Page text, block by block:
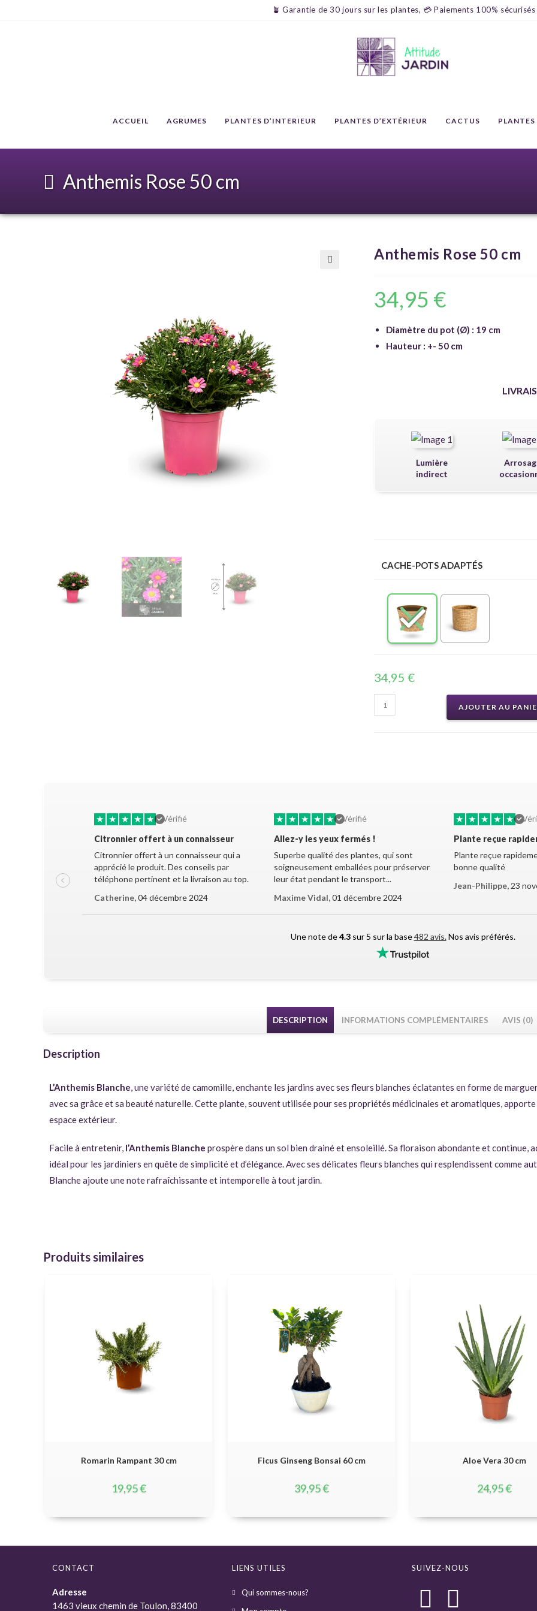
🪴 Garantie de 30 jours sur les plantes, 💳 Paiements 100% sécurisés
ACCUEIL AGRUMES PLANTES D’INTERIEUR PLANTES D’EXTÉRIEUR CACTUS PLANTES
Anthemis Rose 50 cm
Anthemis Rose 50 cm
34,95 €
Diamètre du pot (Ø) : 19 cm
Hauteur : +- 50 cm
Lumière
indirect
CACHE-POTS ADAPTÉS
34,95 €
AJOUTER AU
★ ★ ★ ★ ★
Vérifié
Citronnier offert à un connaisseur
Citronnier offert à un connaisseur qui a
apprécié le produit. Des conseils par
téléphone pertinent et la livraison au top.
Catherine,04 décembre 2024
★ ★ ★ ★ ★
Vérifié
Allez-y les yeux fermés !
Superbe qualité des plantes, qui sont
soigneusement emballées pour préserver
leur état pendant le transport...
Maxime Vidal,01 décembre 2024
★ ★ ★ ★ ★
Plante reçue
Plante reçue
bonne qualité
Jean-Philippe, 23
Une note de4.3sur 5 sur la base482 avis.Nos avis préférés.
DESCRIPTION INFORMATIONS COMPLÉMENTAIRES AVIS (0)
Description
L’Anthemis Blanche, une variété de camomille, enchante les jardins avec ses fleurs blanches éclatantes en forme de
avec sa grâce et sa beauté naturelle. Cette plante, souvent utilisée pour ses propriétés médicinales et aromatiques,
espace extérieur.
Facile à entretenir, l’Anthemis Blanche prospère dans un sol bien drainé et ensoleillé. Sa floraison abondante et continue,
idéal pour les jardiniers en quête de simplicité et d’élégance. Avec ses délicates fleurs blanches qui resplendissent comme
Blanche ajoute une note rafraîchissante et intemporelle à tout jardin.
Produits similaires
Romarin Rampant 30 cm
19,95€
Ficus Ginseng Bonsai 60 cm
39,95€
Aloe Vera 30 cm
24,95€
CONTACT
Adresse
1463 vieux chemin de Toulon, 83400
LIENS UTILES
Qui sommes-nous?
SUIVEZ-NOUS